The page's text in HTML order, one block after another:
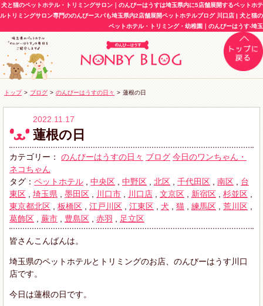
犬と猫のペットホテル・トリミングサロン｜のんびーはうすは埼玉県内に5店舗展開するペットホテ
ルトリミングサロン専門ののんびースパも埼玉県内2店舗展開ペットホテルブログ 川口店 | 犬と猫の
ペットホテル・トリミング・幼稚園｜のんびーはうす-埼玉
トップ > ブログ > のんびーはうすの日々 > 蓮根の日
2022.11.17
蓮根の日
カテゴリー： のんびーはうすの日々 ブログ 今日のワンちゃん・
ネコちゃん
タグ： ペットホテル 中央区 中野区 北区 千代田区 南区
台
東区
埼玉県 墨田区 川口市 川口店 文京区 新宿区 杉並区
東京都北区
板橋区 江戸川区 江東区 犬 猫 練馬区 荒川区
葛飾区
蕨市 豊島区 赤羽 足立区
皆さんこんばんは。
埼玉県のペットホテルとトリミングのお店、のんびーはうす川口
店です。
今日は蓮根の日です。